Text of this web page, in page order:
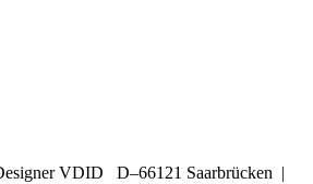
VDID D–66121 Saarbrücken |